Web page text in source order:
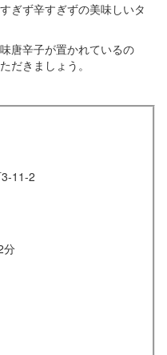
ぎず辛すぎずの美味しいタ
唐辛子が置かれているの
だきましょう。
11-2
分